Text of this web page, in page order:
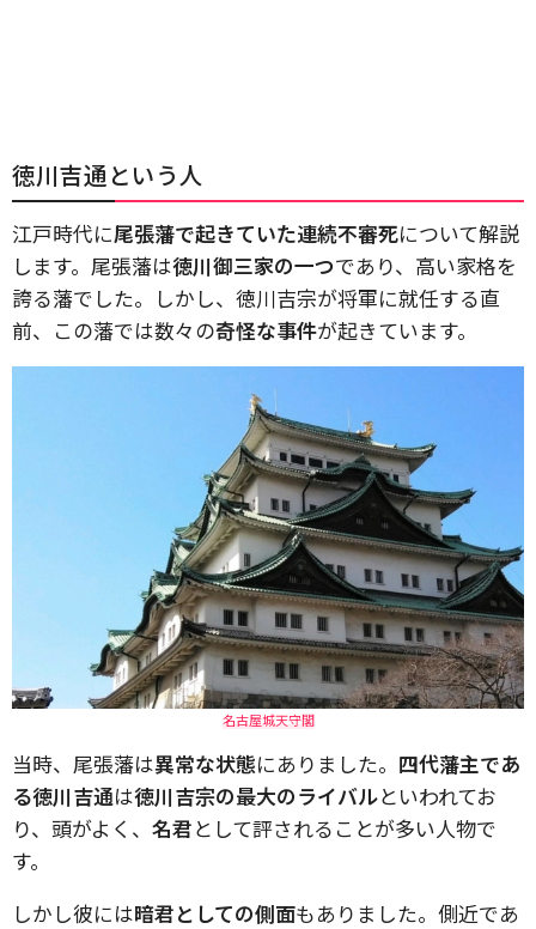
徳川吉通という人
江戸時代に尾張藩で起きていた連続不審死について解説
します。尾張藩は徳川御三家の一つであり、高い家格を
誇る藩でした。しかし、徳川吉宗が将軍に就任する直
前、この藩では数々の奇怪な事件が起きています。
名古屋城天守閣
当時、尾張藩は異常な状態にありました。 四代藩主であ
る徳川吉通は徳川吉宗の最大のライバルといわれてお
り、頭がよく、 名君として評されることが多い人物で
す。
しかし彼には暗君としての側面もありました。側近であ